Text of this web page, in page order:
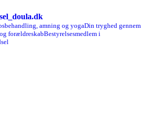
amning og yogaDin tryghed gennem
forældreskabBestyrelsesmedlem i